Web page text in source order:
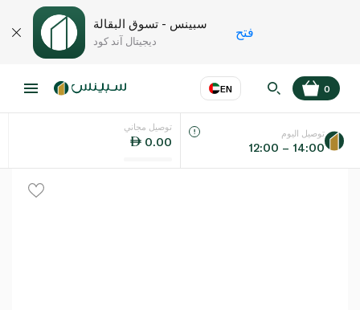
سبينس - تسوق البقالة
ديجيتال آند كود
فتح
EN
اللغة عر
0
توصيل مجاني
0.00
توصيل اليوم
12:00 – 14:00